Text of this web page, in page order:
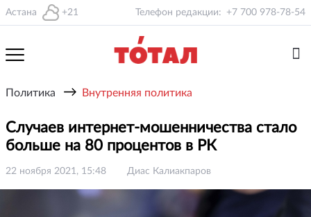
Астана +21 Телефон редакции: +7 700 978-78-54
Политика → Внутренняя политика
Случаев интернет-мошенничества стало
больше на 80 процентов в РК
22 ноября 2021, 15:48 Диас Калиакпаров